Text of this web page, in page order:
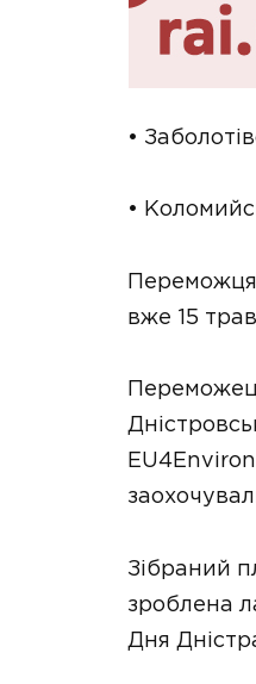
•
•
вже 15
Зібраний
зроблена
Дня